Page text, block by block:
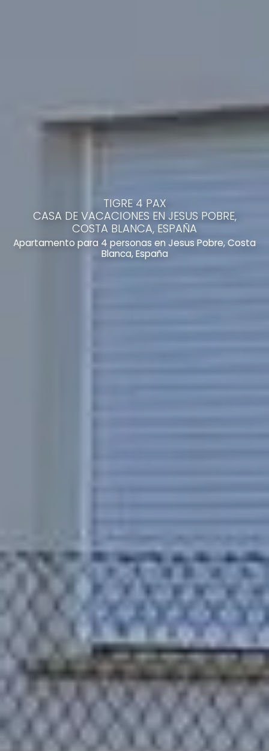
TIGRE 4 PAX
CASA DE VACACIONES EN JESUS POBRE,
COSTA BLANCA, ESPAÑA
Apartamento para 4 personas en Jesus Pobre, Costa
Blanca, España